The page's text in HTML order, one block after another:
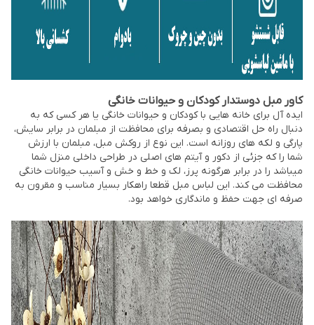
کاور مبل دوستدار کودکان و حیوانات خانگی
ایده آل برای خانه هایی با کودکان و حیوانات خانگی یا هر کسی که به
دنبال راه حل اقتصادی و بصرفه برای محافظت از مبلمان در برابر سایش،
پارگی و لکه های روزانه است. این نوع از روکش مبل، مبلمان با ارزش
شما را که جزئی از دکور و آیتم های اصلی در طراحی داخلی منزل شما
میباشد را در برابر هرگونه پرز، لک و خط و خش و آسیب حیوانات خانگی
محافظت می کند. این لباس مبل قطعا راهکار بسیار مناسب و مقرون به
صرفه ای جهت حفظ و ماندگاری خواهد بود.